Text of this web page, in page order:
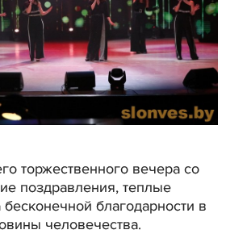
торжественного вечера со
поздравления, теплые
благодарности в
человечества.